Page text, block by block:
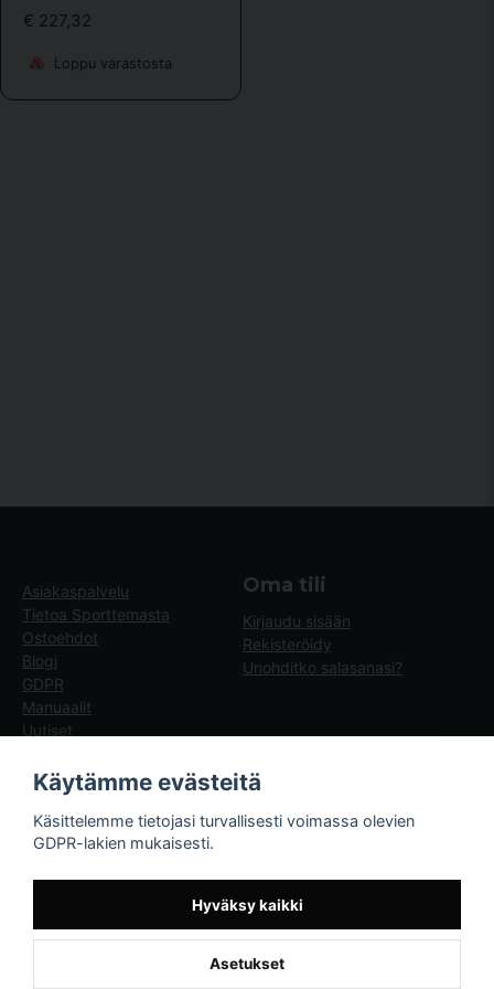
dette apparatet. Er det noe dere kan skaffe, og ev. pris??
Ekstra vektmagasin Body Solid GDCC-250 (sporttema.no)
€ 227,32
Loppu varastosta
Asiakaspalvelu
Tietoa Sporttemasta
Ostoehdot
Blogi
GDPR
Manuaalit
Uutiset
Oma tili
Kirjaudu sisään
Rekisteröidy
Unohditko salasanasi?
Sporttema
Drottninggatan 47
Käytämme evästeitä
Käsittelemme tietojasi turvallisesti voimassa olevien
GDPR-lakien mukaisesti.
Hyväksy kaikki
Asetukset